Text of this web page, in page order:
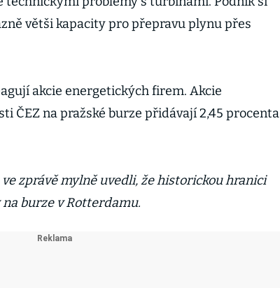
větši kapacity pro přepravu plynu přes
akcie energetických firem. Akcie
ČEZ na pražské burze přidávají 2,45 procenta
ve zprávě mylně uvedli, že historickou hranici
burze v Rotterdamu.